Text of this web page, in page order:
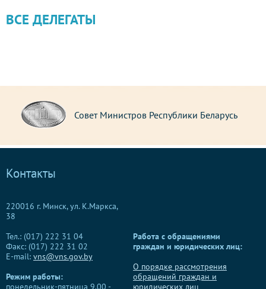
ВСЕ ДЕЛЕГАТЫ
Совет Министров Республики Беларусь
Контакты
220016 г. Минск, ул. К.Маркса,
38
Тел.: (017) 222 31 04
Факс: (017) 222 31 02
E-mail: vns@vns.gov.by
Режим работы:
понедельник-пятница 9.00 -
Работа с обращениями
граждан и юридических лиц:
О порядке рассмотрения
обращений граждан и
юридических лиц